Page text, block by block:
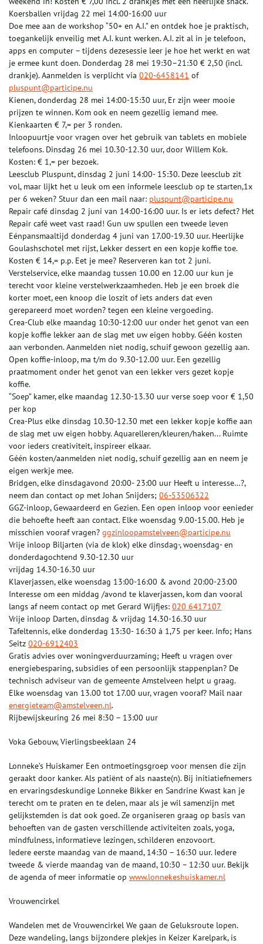
Koersballen vrijdag 22 mei 14:00-16:00 uur
Doe mee aan de workshop “50+ en A.I.” en ontdek hoe je praktisch,
toegankelijk enveilig met A.I. kunt werken. A.I. zit al in je telefoon,
apps en computer – tijdens dezesessie leer je hoe het werkt en wat
je ermee kunt doen. Donderdag 28 mei 19:30–21:30 € 2,50 (incl.
drankje). Aanmelden is verplicht via 020-6458141 of
pluspunt@participe.nu
Kienen, donderdag 28 mei 14:00-15:30 uur, Er zijn weer mooie
prijzen te winnen. Kom ook en neem gezellig iemand mee.
Kienkaarten € 7,= per 3 ronden.
Inloopuurtje voor vragen over het gebruik van tablets en mobiele
telefoons. Dinsdag 26 mei 10.30-12.30 uur, door Willem Kok.
Kosten: € 1,= per bezoek.
Leesclub Pluspunt, dinsdag 2 juni 14:00- 15:30. Deze leesclub zit
vol, maar lijkt het u leuk om een informele leesclub op te starten,1x
per 6 weken? Stuur dan een mail naar: pluspunt@participe.nu
Repair café dinsdag 2 juni van 14:00-16:00 uur. Is er iets defect? Het
Repair café weet vast raad! Gun uw spullen een tweede leven
Eénpansmaaltijd donderdag 4 juni van 17.00-19.30 uur. Heerlijke
Goulashschotel met rijst, Lekker dessert en een kopje koffie toe.
Kosten € 14,= p.p. Eet je mee? Reserveren kan tot 2 juni.
Verstelservice, elke maandag tussen 10.00 en 12.00 uur kun je
terecht voor kleine verstelwerkzaamheden. Heb je een broek die
korter moet, een knoop die loszit of iets anders dat even
gerepareerd moet worden? tegen een kleine vergoeding.
Crea-Club elke maandag 10:30-12:00 uur onder het genot van een
kopje koffie lekker aan de slag met uw eigen hobby. Géén kosten
aan verbonden. Aanmelden niet nodig, schuif gewoon gezellig aan.
Open koffie-inloop, ma t/m do 9.30-12.00 uur. Een gezellig
praatmoment onder het genot van een lekker vers gezet kopje
koffie.
“Soep” kamer, elke maandag 12.30-13.30 uur verse soep voor € 1,50
per kop
Crea-Plus elke dinsdag 10.30-12.30 met een lekker kopje koffie aan
de slag met uw eigen hobby. Aquarelleren/kleuren/haken... Ruimte
voor ieders creativiteit, inspireer elkaar.
Géén kosten/aanmelden niet nodig, schuif gezellig aan en neem je
eigen werkje mee.
Bridgen, elke dinsdagavond 20:00- 23:00 uur Heeft u interesse…?,
neem dan contact op met Johan Snijders; 06-53506322
GGZ-inloop, Gewaardeerd en Gezien. Een open inloop voor eenieder
die behoefte heeft aan contact. Elke woensdag 9.00-15.00. Heb je
misschien vooraf vragen? ggzinloopamstelveen@participe.nu
Vrije inloop Biljarten (via de klok) elke dinsdag-, woensdag- en
donderdagochtend 9.30-12.30 uur
vrijdag 14.30-16.30 uur
Klaverjassen, elke woensdag 13:00-16:00 & avond 20:00-23:00
Interesse om een middag /avond te klaverjassen, kom dan vooral
langs af neem contact op met Gerard Wijfjes: 020 6417107
Vrije inloop Darten, dinsdag & vrijdag 14.30-16.30 uur
Tafeltennis, elke donderdag 13:30- 16:30 á 1,75 per keer. Info; Hans
Seitz 020-6912403
Gratis advies over woningverduurzaming; Heeft u vragen over
energiebesparing, subsidies of een persoonlijk stappenplan? De
technisch adviseur van de gemeente Amstelveen helpt u graag.
Elke woensdag van 13.00 tot 17.00 uur, vragen vooraf? Mail naar
energieteam@amstelveen.nl.
Rijbewijskeuring 26 mei 8:30 – 13:00 uur
Voka Gebouw, Vierlingsbeeklaan 24
Lonneke’s Huiskamer Een ontmoetingsgroep voor mensen die zijn
geraakt door kanker. Als patiënt of als naaste(n). Bij initiatiefnemers
en ervaringsdeskundige Lonneke Bikker en Sandrine Kwast kan je
terecht om te praten en te delen, maar als je wil samenzijn met
gelijkstemden is dat ook goed. Ze organiseren graag op basis van
behoeften van de gasten verschillende activiteiten zoals, yoga,
mindfulness, informatieve lezingen, schilderen enzovoort.
Iedere eerste maandag van de maand, 14:30 – 16:30 uur. Iedere
tweede & vierde maandag van de maand, 10:30 – 12:30 uur. Bekijk
de agenda of meer informatie op www.lonnekeshuiskamer.nl
Vrouwencirkel
Wandelen met de Vrouwencirkel We gaan de Geluksroute lopen.
Deze wandeling, langs bijzondere plekjes in Keizer Karelpark, is